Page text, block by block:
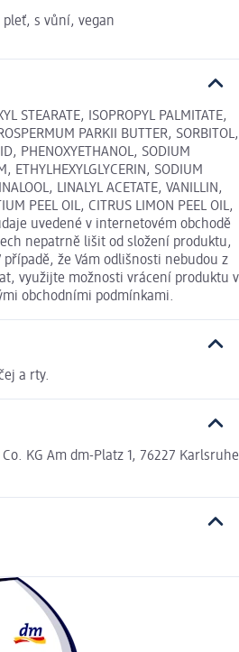
s vůní, vegan
STEARATE, ISOPROPYL PALMITATE,
PARKII BUTTER, SORBITOL,
PHENOXYETHANOL, SODIUM
ETHYLHEXYLGLYCERIN, SODIUM
LINALYL ACETATE, VANILLIN,
PEEL OIL, CITRUS LIMON PEEL OIL,
uvedené v internetovém obchodě
nepatrně lišit od složení produktu,
případě, že Vám odlišnosti nebudou z
využijte možnosti vrácení produktu v
obchodními podmínkami.
a rty.
KG Am dm-Platz 1, 76227 Karlsruhe